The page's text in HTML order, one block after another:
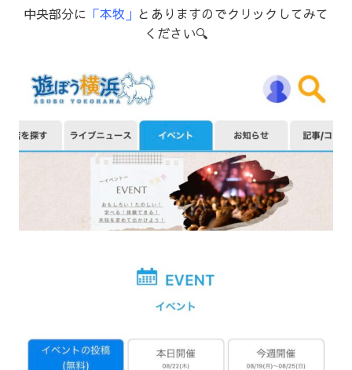
中央部分に 「本牧」 とありますのでクリックしてみて
ください🔍